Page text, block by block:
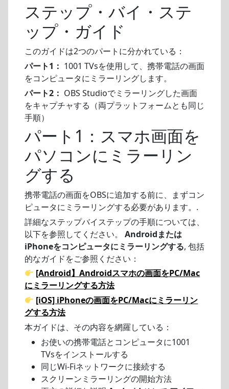
ステップ・バイ・ステ
ップ・ガイド
このガイドは2つのパートに分かれている：
パート1： 1001 TVsを使用して、携帯電話の画面
をコンピュータにミラーリングします。
パート2： OBS Studioでミラーリングした画面
をキャプチャする（両プラットフォームとも同じ
手順）
パート1：スマホ画面を
パソコンにミラーリン
グする
携帯電話の画面をOBSに追加する前に、まずコン
ピュータにミラーリングする必要があります。.
詳細なステップバイステップの手順については、
以下を参照してください。 Androidまたは
iPhoneをコンピュータにミラーリングする, 包括
的なガイドをご参照ください：
[Android】Androidスマホの画面をPC/Mac
にミラーリングする方法
[iOS] iPhoneの画面をPC/Macにミラーリン
グする方法
本ガイドは、その内容を網羅している：
お使いの携帯電話とコンピュータに1001
TVsをインストールする
同じWi-Fiネットワークに接続する
スクリーンミラーリングの開始方法